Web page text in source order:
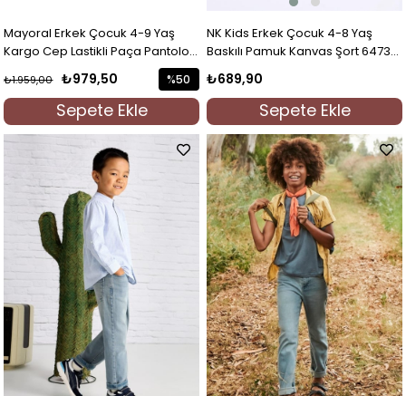
Mayoral Erkek Çocuk 4-9 Yaş
Kargo Cep Lastikli Paça Pantolon
₺979,50
₺1.959,00
Sepete Ekle
%50
İndirim
%50İndirim
NK Kids Erkek Çocuk 4-8 Yaş
Baskılı Pamuk Kanvas Şort 64734
₺689,90
Sepete Ekle